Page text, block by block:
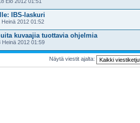
IBS-laskuri
Heinä 2012 01:52
kuvaajia tuottavia ohjelmia
Heinä 2012 01:59
Näytä viestit ajalta: